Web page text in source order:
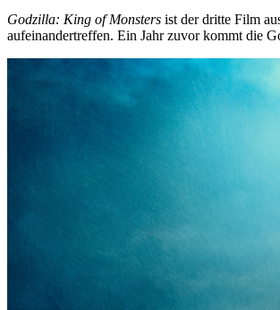
Godzilla: King of Monsters ist der dritte Film
aufeinandertreffen. Ein Jahr zuvor kommt die